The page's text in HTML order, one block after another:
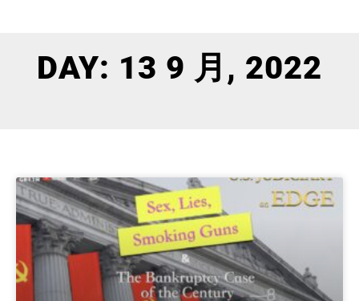
DAY: 13 9 月, 2022